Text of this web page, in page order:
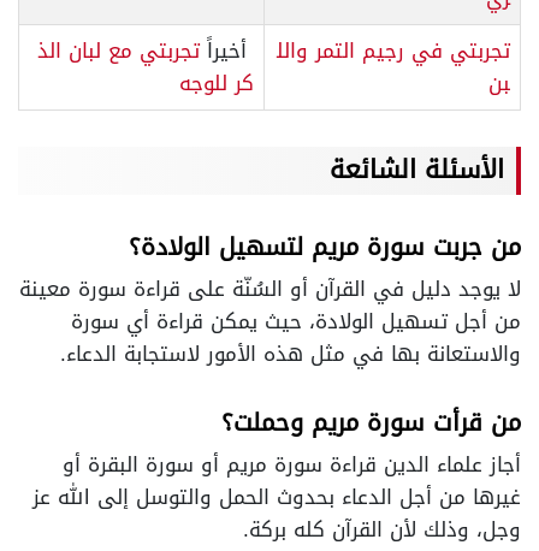
تجربتي في رجيم التمر والل
بن
أخيراًتجربتي مع لبان الذ
كر للوجه
الأسئلة الشائعة
من جربت سورة مريم لتسهيل الولادة؟
لا يوجد دليل في القرآن أو السُنّة على قراءة سورة معينة
من أجل تسهيل الولادة، حيث يمكن قراءة أي سورة
والاستعانة بها في مثل هذه الأمور لاستجابة الدعاء.
من قرأت سورة مريم وحملت؟
أجاز علماء الدين قراءة سورة مريم أو سورة البقرة أو
غيرها من أجل الدعاء بحدوث الحمل والتوسل إلى الله عز
وجل، وذلك لأن القرآن كله بركة.